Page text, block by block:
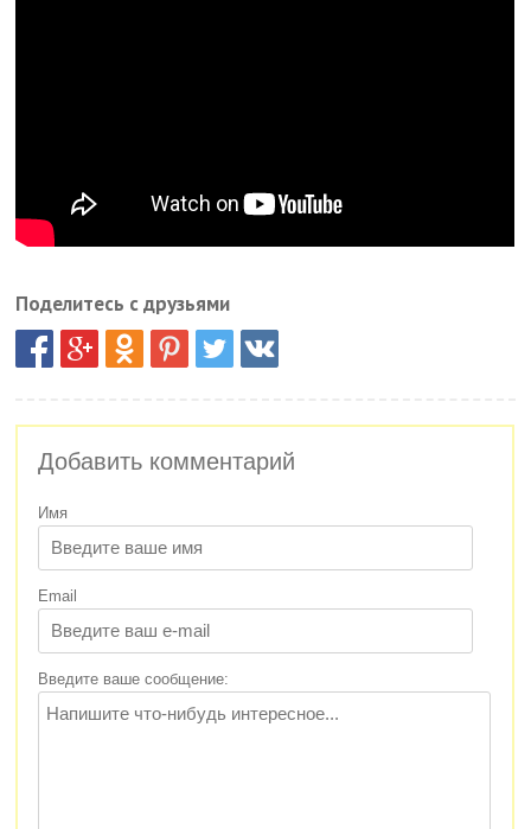
Поделитесь с друзьями
Добавить комментарий
Имя
Email
Введите ваше сообщение: